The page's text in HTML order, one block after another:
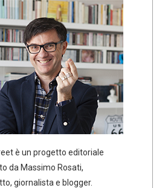
è un progetto editoriale
da Massimo Rosati,
giornalista e blogger.